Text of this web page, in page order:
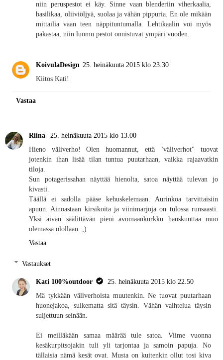
niin peruspestot ei käy. Sinne vaan blenderiin viherkaalia,
basilikaa, oliiviöljyä, suolaa ja vähän pippuria. En ole mikään
mittailia vaan teen näppituntumalla. Lehtikaalin voi myös
pakastaa, niin luomu pestot onnistuvat ympäri vuoden.
KoivulaDesign 25. heinäkuuta 2015 klo 23.30
Kiitos Kati!
Vastaa
Riina
25. heinäkuuta 2015 klo 13.00
Hieno väliverho! Olen huomannut, että "väliverhot" tuovat
jotenkin ihan lisää tilan tuntua puutarhaan, vaikka rajaavatkin
tiloja.
Sun potagerissahan näyttää hienolta, satoa näyttää tulevan jo
kivasti.
Täällä ei sadolla pääse kehuskelemaan. Aurinkoa tarvittaisiin
apuun. Ainoastaan kirsikoita ja viinimarjoja on tulossa runsaasti.
Yksi aivan säälittävän pieni avomaankurkku hauskuuttaa muo
olemassa olollaan. ;)
Vastaa
Vastaukset
Kati 100%outdoor
25. heinäkuuta 2015 klo 22.50
Mä tykkään väliverhoista muutenkin. Ne tuovat puutarhaan
huonejakoa, sulkematta sitä täysin. Vähän vaihtelua täysin
suljettuun seinään.
Ei meilläkään samaa määrää tule satoa. Viime vuonna
kesäkurpitsojakin tuli yli tarjontaa ja samoin papuja. No
tällaisia nämä kesät ovat. Musta on kuitenkin ollut tosi kiva